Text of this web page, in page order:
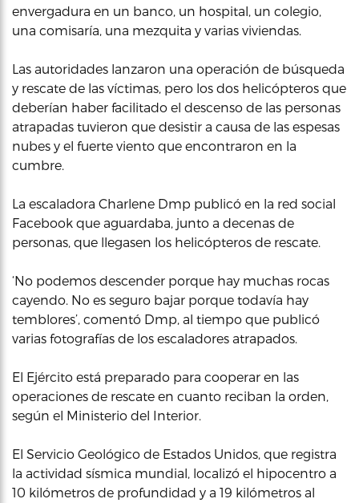
envergadura en un banco, un hospital, un colegio,
una comisaría, una mezquita y varias viviendas.
Las autoridades lanzaron una operación de búsqueda
y rescate de las víctimas, pero los dos helicópteros que
deberían haber facilitado el descenso de las personas
atrapadas tuvieron que desistir a causa de las espesas
nubes y el fuerte viento que encontraron en la
cumbre.
La escaladora Charlene Dmp publicó en la red social
Facebook que aguardaba, junto a decenas de
personas, que llegasen los helicópteros de rescate.
‘No podemos descender porque hay muchas rocas
cayendo. No es seguro bajar porque todavía hay
temblores’, comentó Dmp, al tiempo que publicó
varias fotografías de los escaladores atrapados.
El Ejército está preparado para cooperar en las
operaciones de rescate en cuanto reciban la orden,
según el Ministerio del Interior.
El Servicio Geológico de Estados Unidos, que registra
la actividad sísmica mundial, localizó el hipocentro a
10 kilómetros de profundidad y a 19 kilómetros al